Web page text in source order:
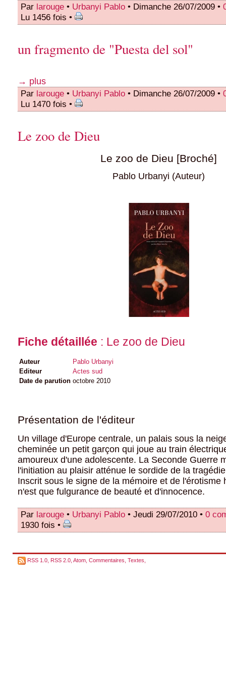
Par larouge • Urbanyi Pablo • Dimanche 26/07/2009 •
Lu 1456 fois •
un fragmento de "Puesta del sol"
→ plus
Par larouge • Urbanyi Pablo • Dimanche 26/07/2009 •
Lu 1470 fois •
Le zoo de Dieu
Le zoo de Dieu [Broché]
Pablo Urbanyi (Auteur)
Fiche détaillée : Le zoo de Dieu
Auteur
Pablo Urbanyi
Editeur
Actes sud
Date de parution octobre 2010
Présentation de l'éditeur
Un village d'Europe centrale, un palais sous la
cheminée un petit garçon qui joue au train
amoureux d'une adolescente. La Seconde Guerre
l'initiation au plaisir atténue le sordide de la
Inscrit sous le signe de la mémoire et de l'érotisme
n'est que fulgurance de beauté et d'innocence.
Par larouge • Urbanyi Pablo • Jeudi 29/07/2010 • 0
1930 fois •
RSS 1.0 RSS 2.0 Atom Commentaires Textes